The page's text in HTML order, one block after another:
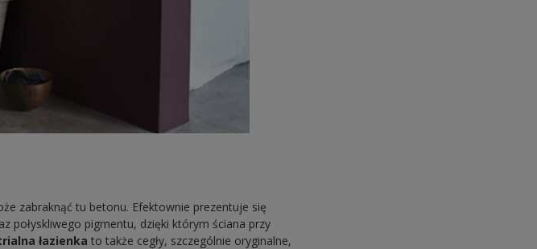
zabraknąć tu betonu. Efektownie prezentuje się
połyskliwego pigmentu, dzięki którym ściana przy
łazienka to także cegły, szczególnie oryginalne,